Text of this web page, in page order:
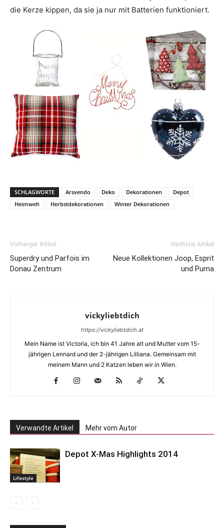
die Kerze kippen, da sie ja nur mit Batterien funktioniert.
SCHLAGWORTE Arsvendo Deko Dekorationen
Depot
Heimweh
Herbstdekorationen Winter Dekorationen
Vorheriger Artikel
Superdry und Parfois im
Donau Zentrum
Nächster Artikel
Neue Kollektionen Joop, Esprit
und Puma
vickyliebtdich
https://vickyliebtdich.at
Mein Name ist Victoria, ich bin 41 Jahre alt und Mutter vom 15-
jährigen Lennard und der 2-jährigen Lilliana. Gemeinsam mit
meinem Mann und 2 Katzen leben wir in Wien.
Verwandte Artikel Mehr vom Autor
Lifestyle
Depot X-Mas Highlights 2014